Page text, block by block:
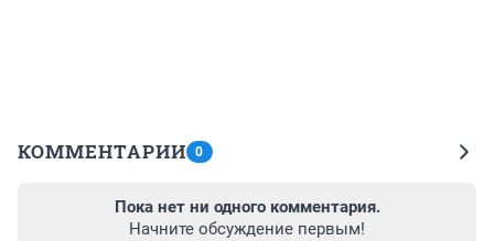
КОММЕНТАРИИ 0
Пока нет ни одного комментария.
Начните обсуждение первым!